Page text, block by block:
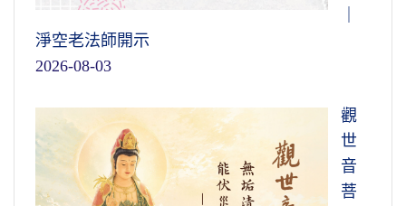
淨空老法師開示
2026-08-03
觀
世
音
菩